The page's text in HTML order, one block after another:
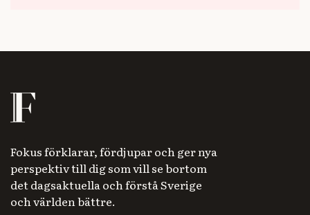
Fokus förklarar, fördjupar och ger nya
perspektiv till dig som vill se bortom
det dagsaktuella och förstå Sverige
och världen bättre.